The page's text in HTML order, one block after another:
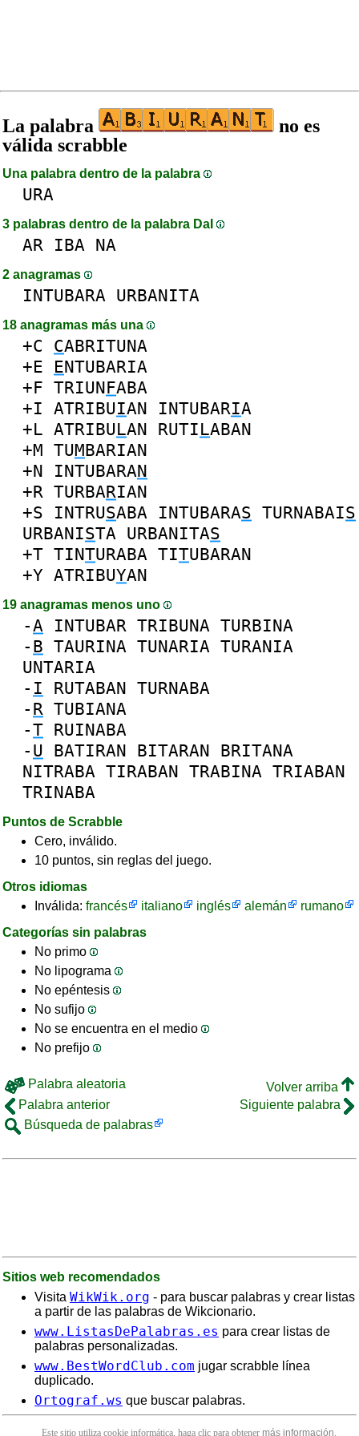
La palabra
no es
válida scrabble
Una palabra dentro de la palabra
URA
3 palabras dentro de la palabra DaI
AR IBA NA
2 anagramas
INTUBARA URBANITA
18 anagramas más una
+C CABRITUNA
+E ENTUBARIA
+F TRIUNFABA
+I ATRIBUIAN INTUBARIA
+L ATRIBULAN RUTILABAN
+M TUMBARIAN
+N INTUBARAN
+R TURBARIAN
+S INTRUSABA INTUBARAS TURNABAIS
URBANISTA URBANITAS
+T TINTURABA TITUBARAN
+Y ATRIBUYAN
19 anagramas menos uno
-A INTUBAR TRIBUNA TURBINA
- B TAURINA TUNARIA TURANIA
UNTARIA
- I RUTABAN TURNABA
- R TUBIANA
-T RUINABA
- U BATIRAN BITARAN BRITANA
NITRABA TIRABAN TRABINA TRIABAN
TRINABA
Puntos de Scrabble
Cero, inválido.
10 puntos, sin reglas del juego.
Otros idiomas
Inválida: francés italiano inglés alemán
rumano
Categorías sin palabras
No primo
No lipograma
No epéntesis
No sufijo
No se encuentra en el medio
No prefijo
Palabra aleatoria
Volver arriba
Palabra anterior
Siguiente palabra
Búsqueda de palabras
Sitios web recomendados
Visita WikWik.org - para buscar palabras y crear listas
a partir de las palabras de Wikcionario.
www.ListasDePalabras.es para crear listas de
palabras personalizadas.
www.BestWordClub.com jugar scrabble línea
duplicado.
Ortograf.ws que buscar palabras.
Este sitio utiliza cookie informática, haga clic para obtener más información.